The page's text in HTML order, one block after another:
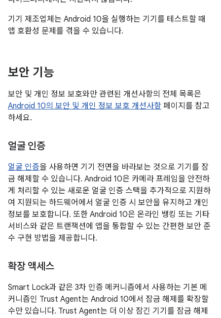
기기 제조업체는 Android 10을 실행하는 기기를 테스트할 때
앱 호환성 문제를 겪을 수 있습니다.
보안 기능
보안 및 개인 정보 보호와만 관련된 개선사항의 전체 목록은
Android 10의 보안 및 개인 정보 보호 개선사항 페이지를 참고
하세요.
얼굴 인증
얼굴 인증을 사용하면 기기 전면을 바라보는 것으로 기기를 잠
금 해제할 수 있습니다. Android 10은 카메라 프레임을 안전하
게 처리할 수 있는 새로운 얼굴 인증 스택을 추가적으로 지원하
여 지원되는 하드웨어에서 얼굴 인증 시 보안을 유지하고 개인
정보를 보호합니다. 또한 Android 10은 온라인 뱅킹 또는 기타
서비스와 같은 트랜잭션에 앱을 통합할 수 있는 간편한 보안 준
수 구현 방법을 제공합니다.
확장 액세스
Smart Lock과 같은 3차 인증 메커니즘에서 사용하는 기본 메
커니즘인 Trust Agent는 Android 10에서 잠금 해제를 확장할
수만 있습니다. Trust Agent는 더 이상 잠긴 기기를 잠금 해제